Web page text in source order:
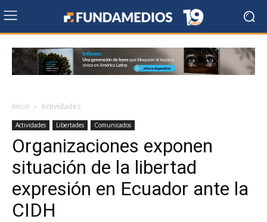
Inicio Actividades
Actividades Libertades Comunicados
Organizaciones exponen
situación de la libertad
expresión en Ecuador ante la
CIDH